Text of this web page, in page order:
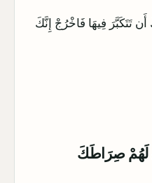
تَتَكَبَّرَ فِيهَا فَاخْرُجْ إِنَّكَ
لَهُمْ صِرَاطَكَ